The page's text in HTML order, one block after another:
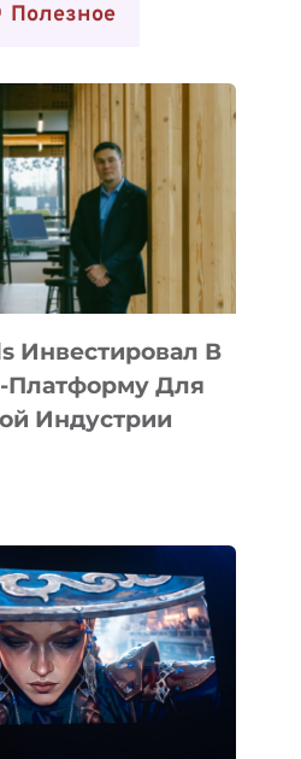
Полезное
Инвестировал В
Платформу Для
Индустрии